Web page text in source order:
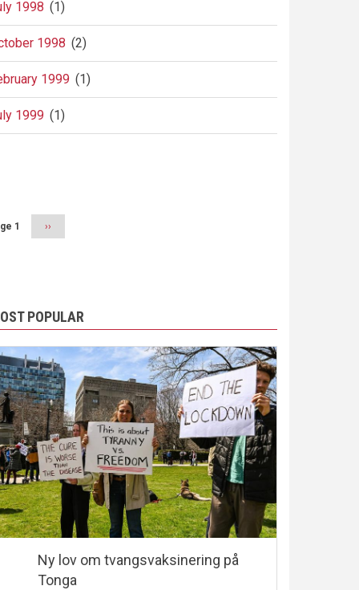
1998 (1)
1998 (2)
1999 (1)
1999 (1)
1
Next
page
››
POPULAR
Ny lov om tvangsvaksinering på
Tonga